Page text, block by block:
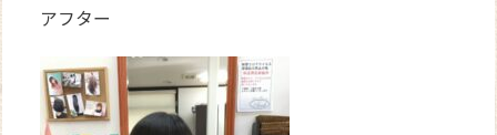
アフター